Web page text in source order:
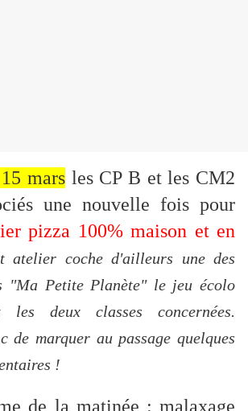
mars les CP B et les CM2
une nouvelle fois pour
pizza 100% maison et en
atelier coche d'ailleurs une des
"Ma Petite Planète" le jeu écolo
les deux classes concernées.
de marquer au passage quelques
!
de la matinée : malaxage